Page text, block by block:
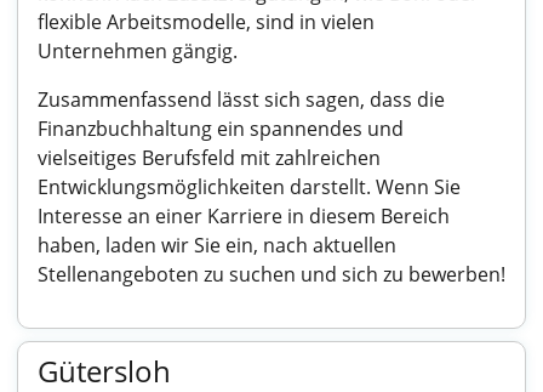
flexible Arbeitsmodelle, sind in vielen
Unternehmen gängig.
Zusammenfassend lässt sich sagen, dass die
Finanzbuchhaltung ein spannendes und
vielseitiges Berufsfeld mit zahlreichen
Entwicklungsmöglichkeiten darstellt. Wenn Sie
Interesse an einer Karriere in diesem Bereich
haben, laden wir Sie ein, nach aktuellen
Stellenangeboten zu suchen und sich zu bewerben!
Gütersloh